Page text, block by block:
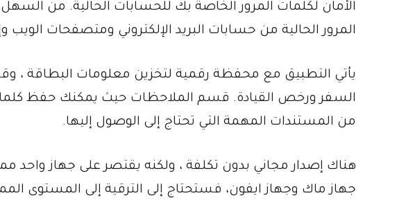
الأمان لكلمات المرور الخاصة بك للحسابات الحالية. من
المرور الحالية من حسابات البريد الإلكتروني ومتصفحات الويب
يأتي التطبيق مع محفظة رقمية لتخزين معلومات البطاقة ،
السفر ورخص القيادة. قسم الملاحظات حيث يمكنك حفظ كلمات
من المستندات المهمة التي تحتاج إلى الوصول إليها.
هناك إصدار مجاني بدون تكلفة ، ولكنه يقتصر على جهاز واحد
جهاز ماك وجهاز ايفون، فستحتاج إلى الترقية إلى المستوى